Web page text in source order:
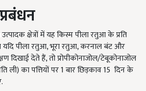
क्षेत्रों में यह किस्म पीला रतुआ के प्रति
यदि पीला रतुआ, भूरा रतुआ, करनाल बंट और
दिखाई देते हैं, तो प्रोपीकोनाजोल/टेबूकोनाजोल
ली) का पत्तियों पर 1 बार छिड़काव 15 दिन के